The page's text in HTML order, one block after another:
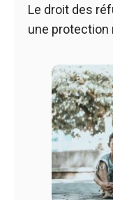
Le droit des
une protection